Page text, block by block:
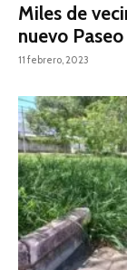
Miles de
nuevo Paseo
11 febrero, 2023